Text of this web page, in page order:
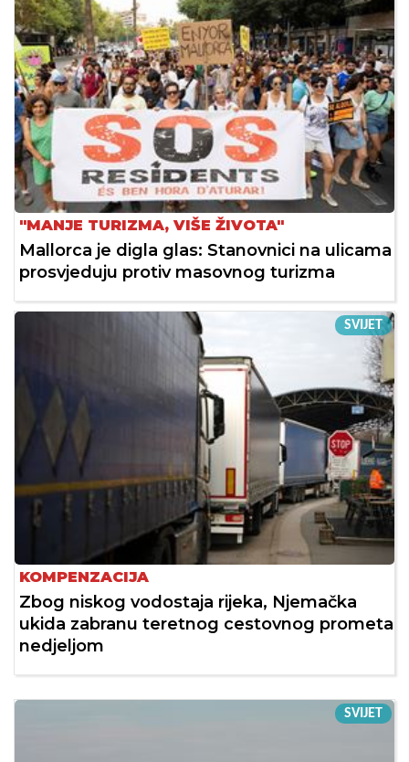
"MANJE TURIZMA, VIŠE ŽIVOTA"
Mallorca je digla glas: Stanovnici na ulicama
prosvjeduju protiv masovnog turizma
SVIJET
KOMPENZACIJA
Zbog niskog vodostaja rijeka, Njemačka
ukida zabranu teretnog cestovnog prometa
nedjeljom
SVIJET